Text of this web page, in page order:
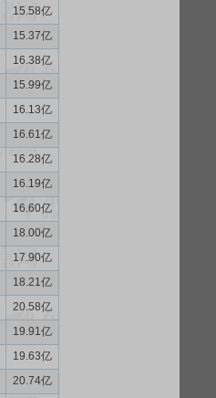
15.58亿
15.37亿
16.38亿
15.99亿
16.13亿
16.61亿
16.28亿
16.19亿
16.60亿
18.00亿
17.90亿
18.21亿
20.58亿
19.91亿
19.63亿
20.74亿